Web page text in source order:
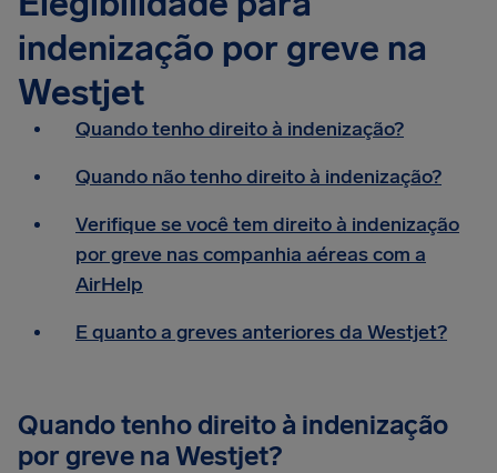
indenização por greve na
Westjet
Quando tenho direito à indenização?
Quando não tenho direito à indenização?
Verifique se você tem direito à indenização
por greve nas companhia aéreas com a
AirHelp
E quanto a greves anteriores da Westjet?
Quando tenho direito à indenização
por greve na Westjet?